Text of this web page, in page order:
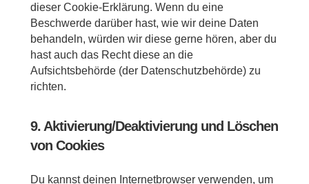
dieser Cookie-Erklärung. Wenn du eine
Beschwerde darüber hast, wie wir deine Daten
behandeln, würden wir diese gerne hören, aber du
hast auch das Recht diese an die
Aufsichtsbehörde (der Datenschutzbehörde) zu
richten.
9. Aktivierung/Deaktivierung und Löschen
von Cookies
Du kannst deinen Internetbrowser verwenden, um